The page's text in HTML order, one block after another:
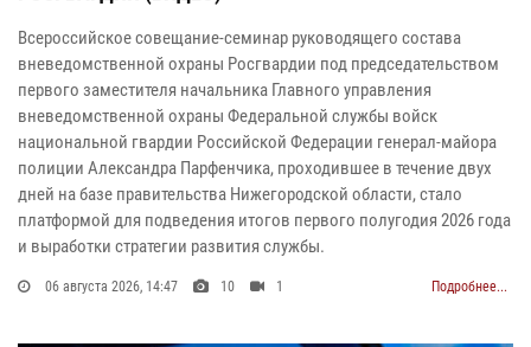
Всероссийское совещание-семинар руководящего состава
вневедомственной охраны Росгвардии под председательством
первого заместителя начальника Главного управления
вневедомственной охраны Федеральной службы войск
национальной гвардии Российской Федерации генерал-майора
полиции Александра Парфенчика, проходившее в течение двух
дней на базе правительства Нижегородской области, стало
платформой для подведения итогов первого полугодия 2026 года
и выработки стратегии развития службы.
06 августа 2026, 14:47 10 1 Подробнее...